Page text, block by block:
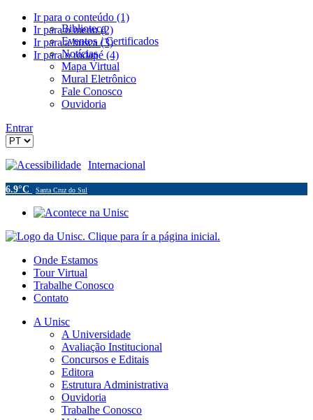
Ir para o conteúdo (1)
Ir para o menu (2)
Ir para a busca (3)
Ir para o rodapé (4)
Biblioteca
Eventos / Certificados
Notícias
Mapa Virtual
Mural Eletrônico
Fale Conosco
Ouvidoria
Entrar
Acessibilidade Internacional
6.9°C Santa Cruz do Sul
Onde Estamos
Tour Virtual
Trabalhe Conosco
Contato
A Unisc
A Universidade
Avaliação Institucional
Concursos e Editais
Editora
Estrutura Administrativa
Ouvidoria
Trabalhe Conosco